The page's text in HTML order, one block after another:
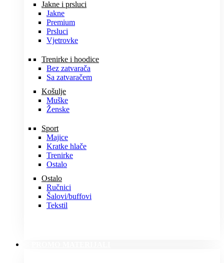
Jakne i prsluci
Jakne
Premium
Prsluci
Vjetrovke
Trenirke i hoodice
Bez zatvarača
Sa zatvaračem
Košulje
Muške
Ženske
Sport
Majice
Kratke hlače
Trenirke
Ostalo
Ostalo
Ručnici
Šalovi/buffovi
Tekstil